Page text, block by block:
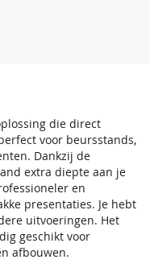
die direct
voor beursstands,
Dankzij de
extra diepte aan je
en
presentaties. Je hebt
uitvoeringen. Het
geschikt voor
afbouwen.